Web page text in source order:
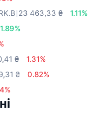
23 463,33 ₴
1.11%
1.89%
₴
1.31%
₴
0.82%